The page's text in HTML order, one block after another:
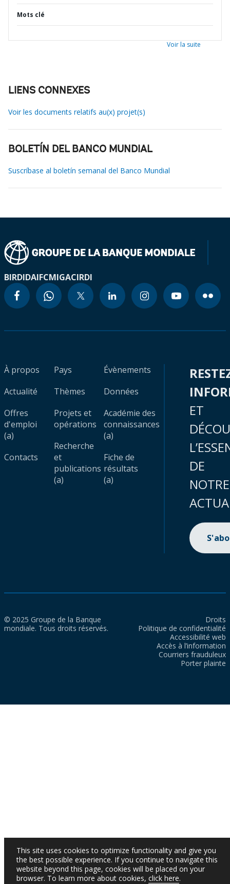
Mots clé
Voir la suite
LIENS CONNEXES
Voir les documents relatifs au(x) projet(s)
BOLETÍN DEL BANCO MUNDIAL
Suscríbase al boletín semanal del Banco Mundial
BIRDIDAIFCMIGACIRDI
À propos
Actualité
Offres
d'emploi
(a)
Contacts
Pays
Thèmes
Projets et
opérations
Recherche
et
publications
(a)
Évènements
Données
Académie des
connaissances
(a)
Fiche de
résultats
(a)
ET
DE
NOTRE
© 2025 Groupe de la Banque
mondiale. Tous droits réservés.
Droits
Politique de confidentialité
Accessibilité web
Accès à l’information
Courriers frauduleux
Porter plainte
This site uses cookies to optimize functionality and give you
the best possible experience. If you continue to navigate this
website beyond this page, cookies will be placed on your
browser. To learn more about cookies, click here.